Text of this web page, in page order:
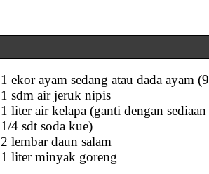
1 ekor ayam sedang atau dada ayam
1 sdm air jeruk nipis
1 liter air kelapa (ganti dengan
1/4 sdt soda kue)
2 lembar daun salam
1 liter minyak goreng